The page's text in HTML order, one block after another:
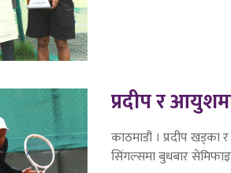
प्रदीप र
काठमाडौं । प्रदीप
सिंगल्समा बुधबार